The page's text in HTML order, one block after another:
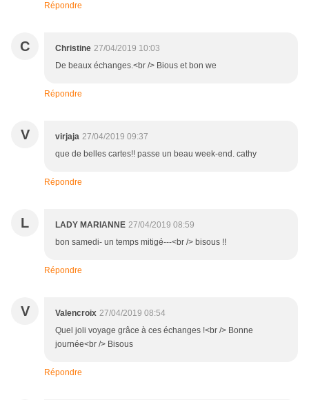
Répondre
C Christine 27/04/2019 10:03
De beaux échanges.<br /> Bious et bon we
Répondre
V virjaja 27/04/2019 09:37
que de belles cartes!! passe un beau week-end. cathy
Répondre
L LADY MARIANNE 27/04/2019 08:59
bon samedi- un temps mitigé---<br /> bisous !!
Répondre
V Valencroix 27/04/2019 08:54
Quel joli voyage grâce à ces échanges !<br /> Bonne
journée<br /> Bisous
Répondre